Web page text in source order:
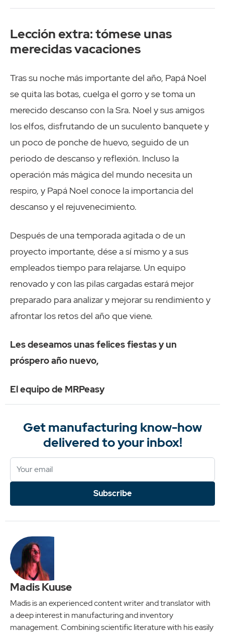
Lección extra: tómese unas
merecidas vacaciones
Tras su noche más importante del año, Papá Noel
se quita las botas, cuelga el gorro y se toma un
merecido descanso con la Sra. Noel y sus amigos
los elfos, disfrutando de un suculento banquete y
un poco de ponche de huevo, seguido de un
periodo de descanso y reflexión. Incluso la
operación más mágica del mundo necesita un
respiro, y Papá Noel conoce la importancia del
descanso y el rejuvenecimiento.
Después de una temporada agitada o de un
proyecto importante, dése a sí mismo y a sus
empleados tiempo para relajarse. Un equipo
renovado y con las pilas cargadas estará mejor
preparado para analizar y mejorar su rendimiento y
afrontar los retos del año que viene.
Les deseamos unas felices fiestas y un
próspero año nuevo,
El equipo de MRPeasy
Get manufacturing know-how
delivered to your inbox!
Subscribe
Madis Kuuse
Madis is an experienced content writer and translator with
a deep interest in manufacturing and inventory
management. Combining scientific literature with his easily